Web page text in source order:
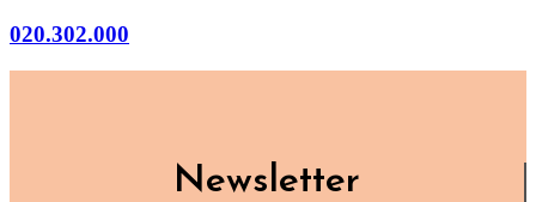
020.302.000
Newsletter